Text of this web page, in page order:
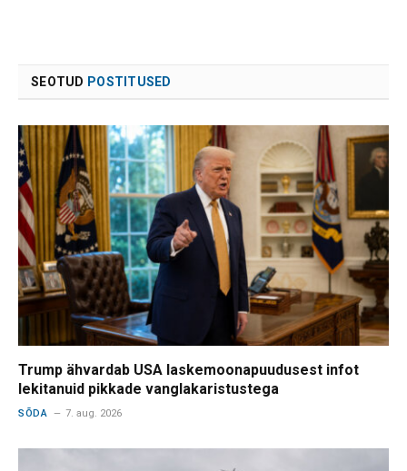
SEOTUD POSTITUSED
Trump ähvardab USA laskemoonapuudusest infot
lekitanuid pikkade vanglakaristustega
SÕDA 7. aug. 2026